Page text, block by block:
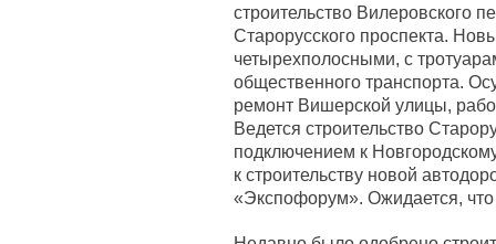
строительство Вилеровского
Старорусского проспекта.
четырехполосными, с
общественного транспорта.
ремонт Вишерской улицы,
Ведется строительство
подключением к
к строительству новой
«Экспофорум». Ожидается, что